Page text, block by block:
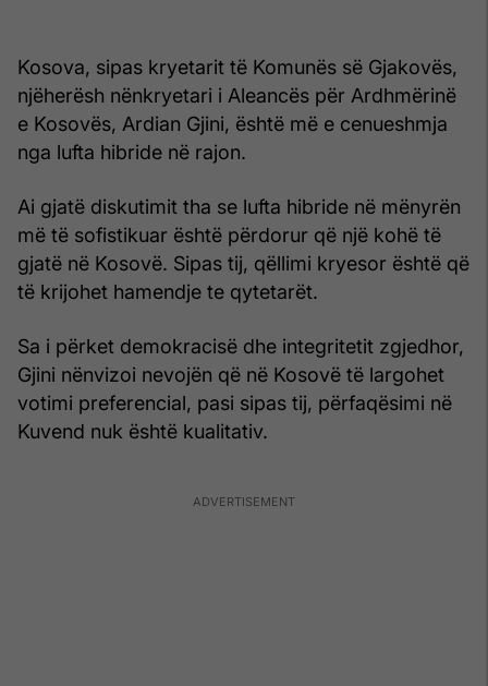
Kosova, sipas kryetarit të Komunës së Gjakovës,
njëherësh nënkryetari i Aleancës për Ardhmërinë
e Kosovës, Ardian Gjini, është më e cenueshmja
nga lufta hibride në rajon.
Ai gjatë diskutimit tha se lufta hibride në mënyrën
më të sofistikuar është përdorur që një kohë të
gjatë në Kosovë. Sipas tij, qëllimi kryesor është që
të krijohet hamendje te qytetarët.
Sa i përket demokracisë dhe integritetit zgjedhor,
Gjini nënvizoi nevojën që në Kosovë të largohet
votimi preferencial, pasi sipas tij, përfaqësimi në
Kuvend nuk është kualitativ.